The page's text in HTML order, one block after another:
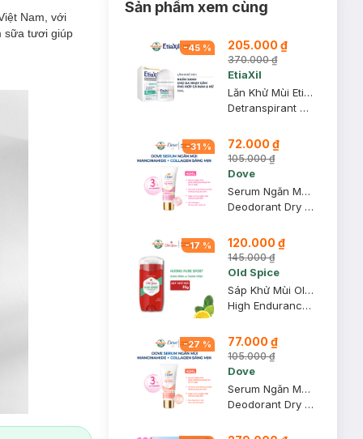
Nam, với
sữa tươi giúp
Sản phẩm xem cùng
-45 % 205.000 ₫
370.000 ₫
EtiaXil
Lăn Khử Mùi EtiaXil Nhãn Xanh Cho Da Nhạy Cảm 15ml
Detranspirant Traitement Roll-On Peaux Sensibles
-31 % 72.000 ₫
105.000 ₫
Dove
Serum Ngăn Mùi Dove Giúp Da Sáng Mịn Đều Màu 40ml
Deodorant Dry Serum 3% Niacinamide + 10X Collagen
-17 % 120.000 ₫
145.000 ₫
Old Spice
Sáp Khử Mùi Old Spice Hương Pure Sport Năng Động 85g (Đỏ)
High Endurance Deodorant Pure Sport (Hàng Mỹ Nhập Khẩu Chính Hãng)
-27 % 77.000 ₫
105.000 ₫
Dove
Serum Ngăn Mùi Dove Giúp Mờ Thâm Thu Nhỏ Lỗ Chân Lông 40ml
Deodorant Dry Serum 3% Niacinamide + 10X Vit C&E